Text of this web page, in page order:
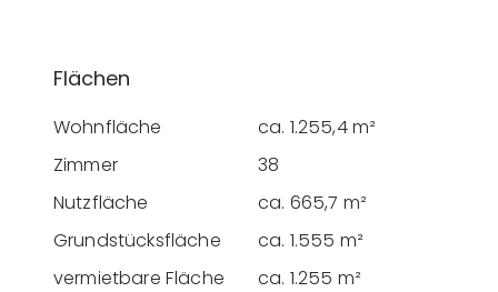
Flächen
Wohnfläche
ca. 1.255,4 m²
Zimmer
38
Nutzfläche
ca. 665,7 m²
Grundstücksfläche
ca. 1.555 m²
vermietbare Fläche
ca. 1.255 m²